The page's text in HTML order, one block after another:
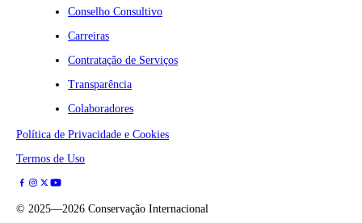
Conselho Consultivo
Carreiras
Contratação de Serviços
Transparência
Colaboradores
Política de Privacidade e Cookies
Termos de Uso
© 2025—2026 Conservação Internacional